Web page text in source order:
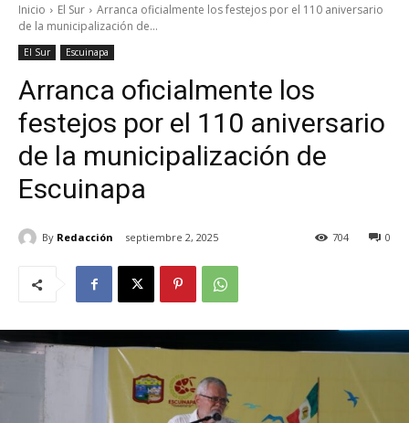
Inicio El Sur
Arranca oficialmente los festejos por el 110 aniversario
de la municipalización de...
El Sur Escuinapa
Arranca oficialmente los
festejos por el 110 aniversario
de la municipalización de
Escuinapa
By Redacción septiembre 2, 2025 0
704